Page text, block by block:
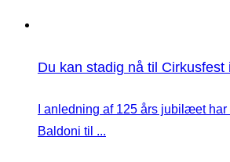
Du kan stadig nå til Cirkusfest
I anledning af 125 års jubilæet
Baldoni til ...